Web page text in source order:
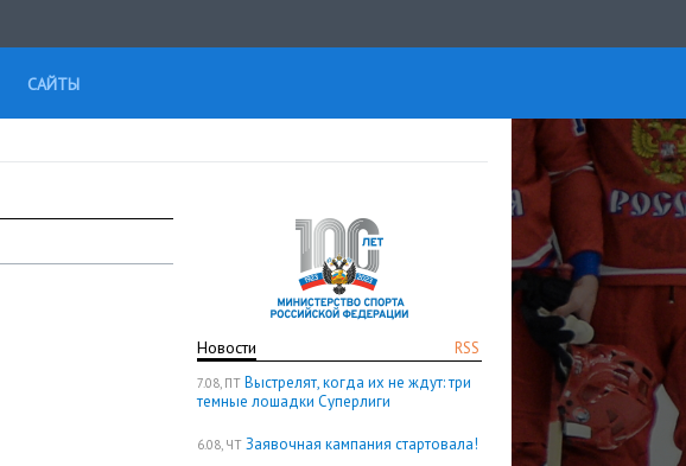
САЙТЫ
RSS
Новости
7.08, ПТ Выстрелят, когда их не ждут: три
темные лошадки Суперлиги
6.08, ЧТ Заявочная кампания стартовала!